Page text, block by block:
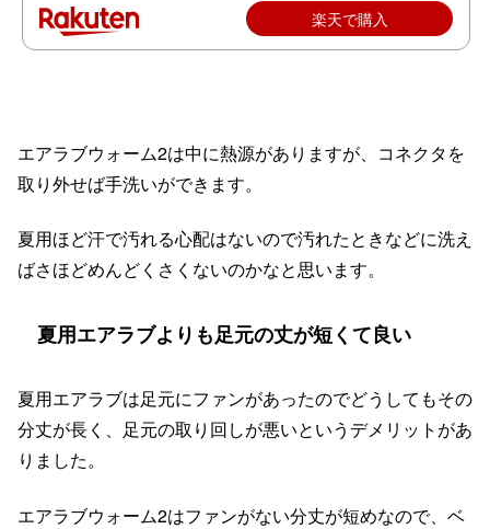
楽天で購入
エアラブウォーム2は中に熱源がありますが、コネクタを
取り外せば手洗いができます。
夏用ほど汗で汚れる心配はないので汚れたときなどに洗え
ばさほどめんどくさくないのかなと思います。
夏用エアラブよりも足元の丈が短くて良い
夏用エアラブは足元にファンがあったのでどうしてもその
分丈が長く、足元の取り回しが悪いというデメリットがあ
りました。
エアラブウォーム2はファンがない分丈が短めなので、ベ